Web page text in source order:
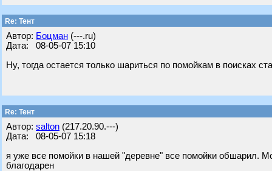
Re: Тент
Автор: Бoцман (---.ru)
Дата: 08-05-07 15:10
Ну, тогда остается только шариться по помойкам в поисках
Re: Тент
Автор: salton (217.20.90.---)
Дата: 08-05-07 15:18
я уже все помойки в нашей "деревне" все помойки обшарил.
благодарен